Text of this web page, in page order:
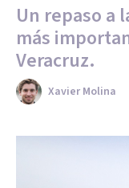
Un repaso a
más
Veracruz.
Xavier Molina